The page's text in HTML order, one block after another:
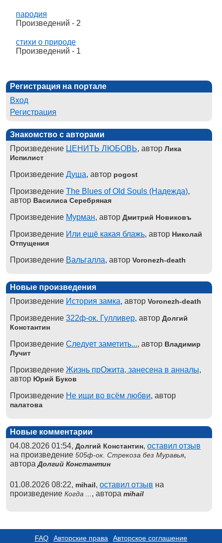
пародия
Произведений - 2
стихи о природе
Произведений - 1
Регистрация на портале
Вход
Регистрация
Знакомство с авторами
Произведение ЦЕНИТЬ ЛЮБОВЬ, автор Лика
Испилист
Произведение Душа, автор pogost
Произведение The Blues of Old Souls (Надежда),
автор Василиса Серебряная
Произведение Мурман, автор Дмитрий Новиковъ
Произведение Или ещё какая блажь, автор Николай
Отпущения
Произведение Вальгалла, автор Voronezh-death
Новые произведения
Произведение История замка, автор Voronezh-death
Произведение 322ф-ок. Гулливер, автор Долгий
Константин
Произведение Следует заметить..., автор Владимир
Лучит
Произведение Жизнь прОжита, занесена в анналы,
автор Юрий Буков
Произведение Не ищи во всём любви, автор
палатова
Новые комментарии
04.08.2026 01:54, Долгий Константин, оставил отзыв
на произведение 505ф-ок. Стрекоза без Муравья,
автораДолгий Константин
01.08.2026 08:22, mihail, оставил отзыв на
произведение Когда ... , автора mihail
FAQ Авторские права
Авторское соглашение